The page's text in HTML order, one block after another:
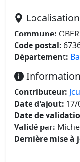
Localisation
Commune:
Code postal:
Département:
Contributeur:
Date d'ajout: 17/
Date de
Validé par:
Dernière mise à